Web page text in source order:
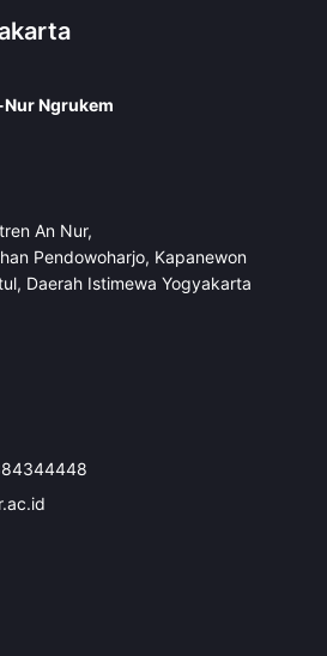
Nur Ngrukem
An Nur,
Pendowoharjo, Kapanewon
Daerah Istimewa Yogyakarta